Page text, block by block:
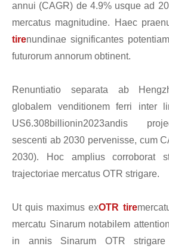
annui (CAGR) de 4.9% usque ad
mercatus magnitudine. Haec
tirenundinae significantes
futurorum annorum obtinent.
Renuntiatio separata ab
globalem venditionem ferri inter
US6.308billionin2023andis
sescenti ab 2030 pervenisse, cum
2030). Hoc amplius corroborat
trajectoriae mercatus OTR strigare.
Ut quis maximus exOTR tire
mercatu Sinarum notabilem
in annis Sinarum OTR strigare